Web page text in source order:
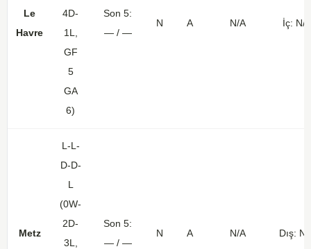
Le
Havre
4D-
1L,
GF
5
GA
6)
Son 5:
— / —
N A N/A İç: N/A
Metz
L-L-
D-D-
(0W-
2D-
3L,
Son 5:
— / —
N A N/A Dış: N/